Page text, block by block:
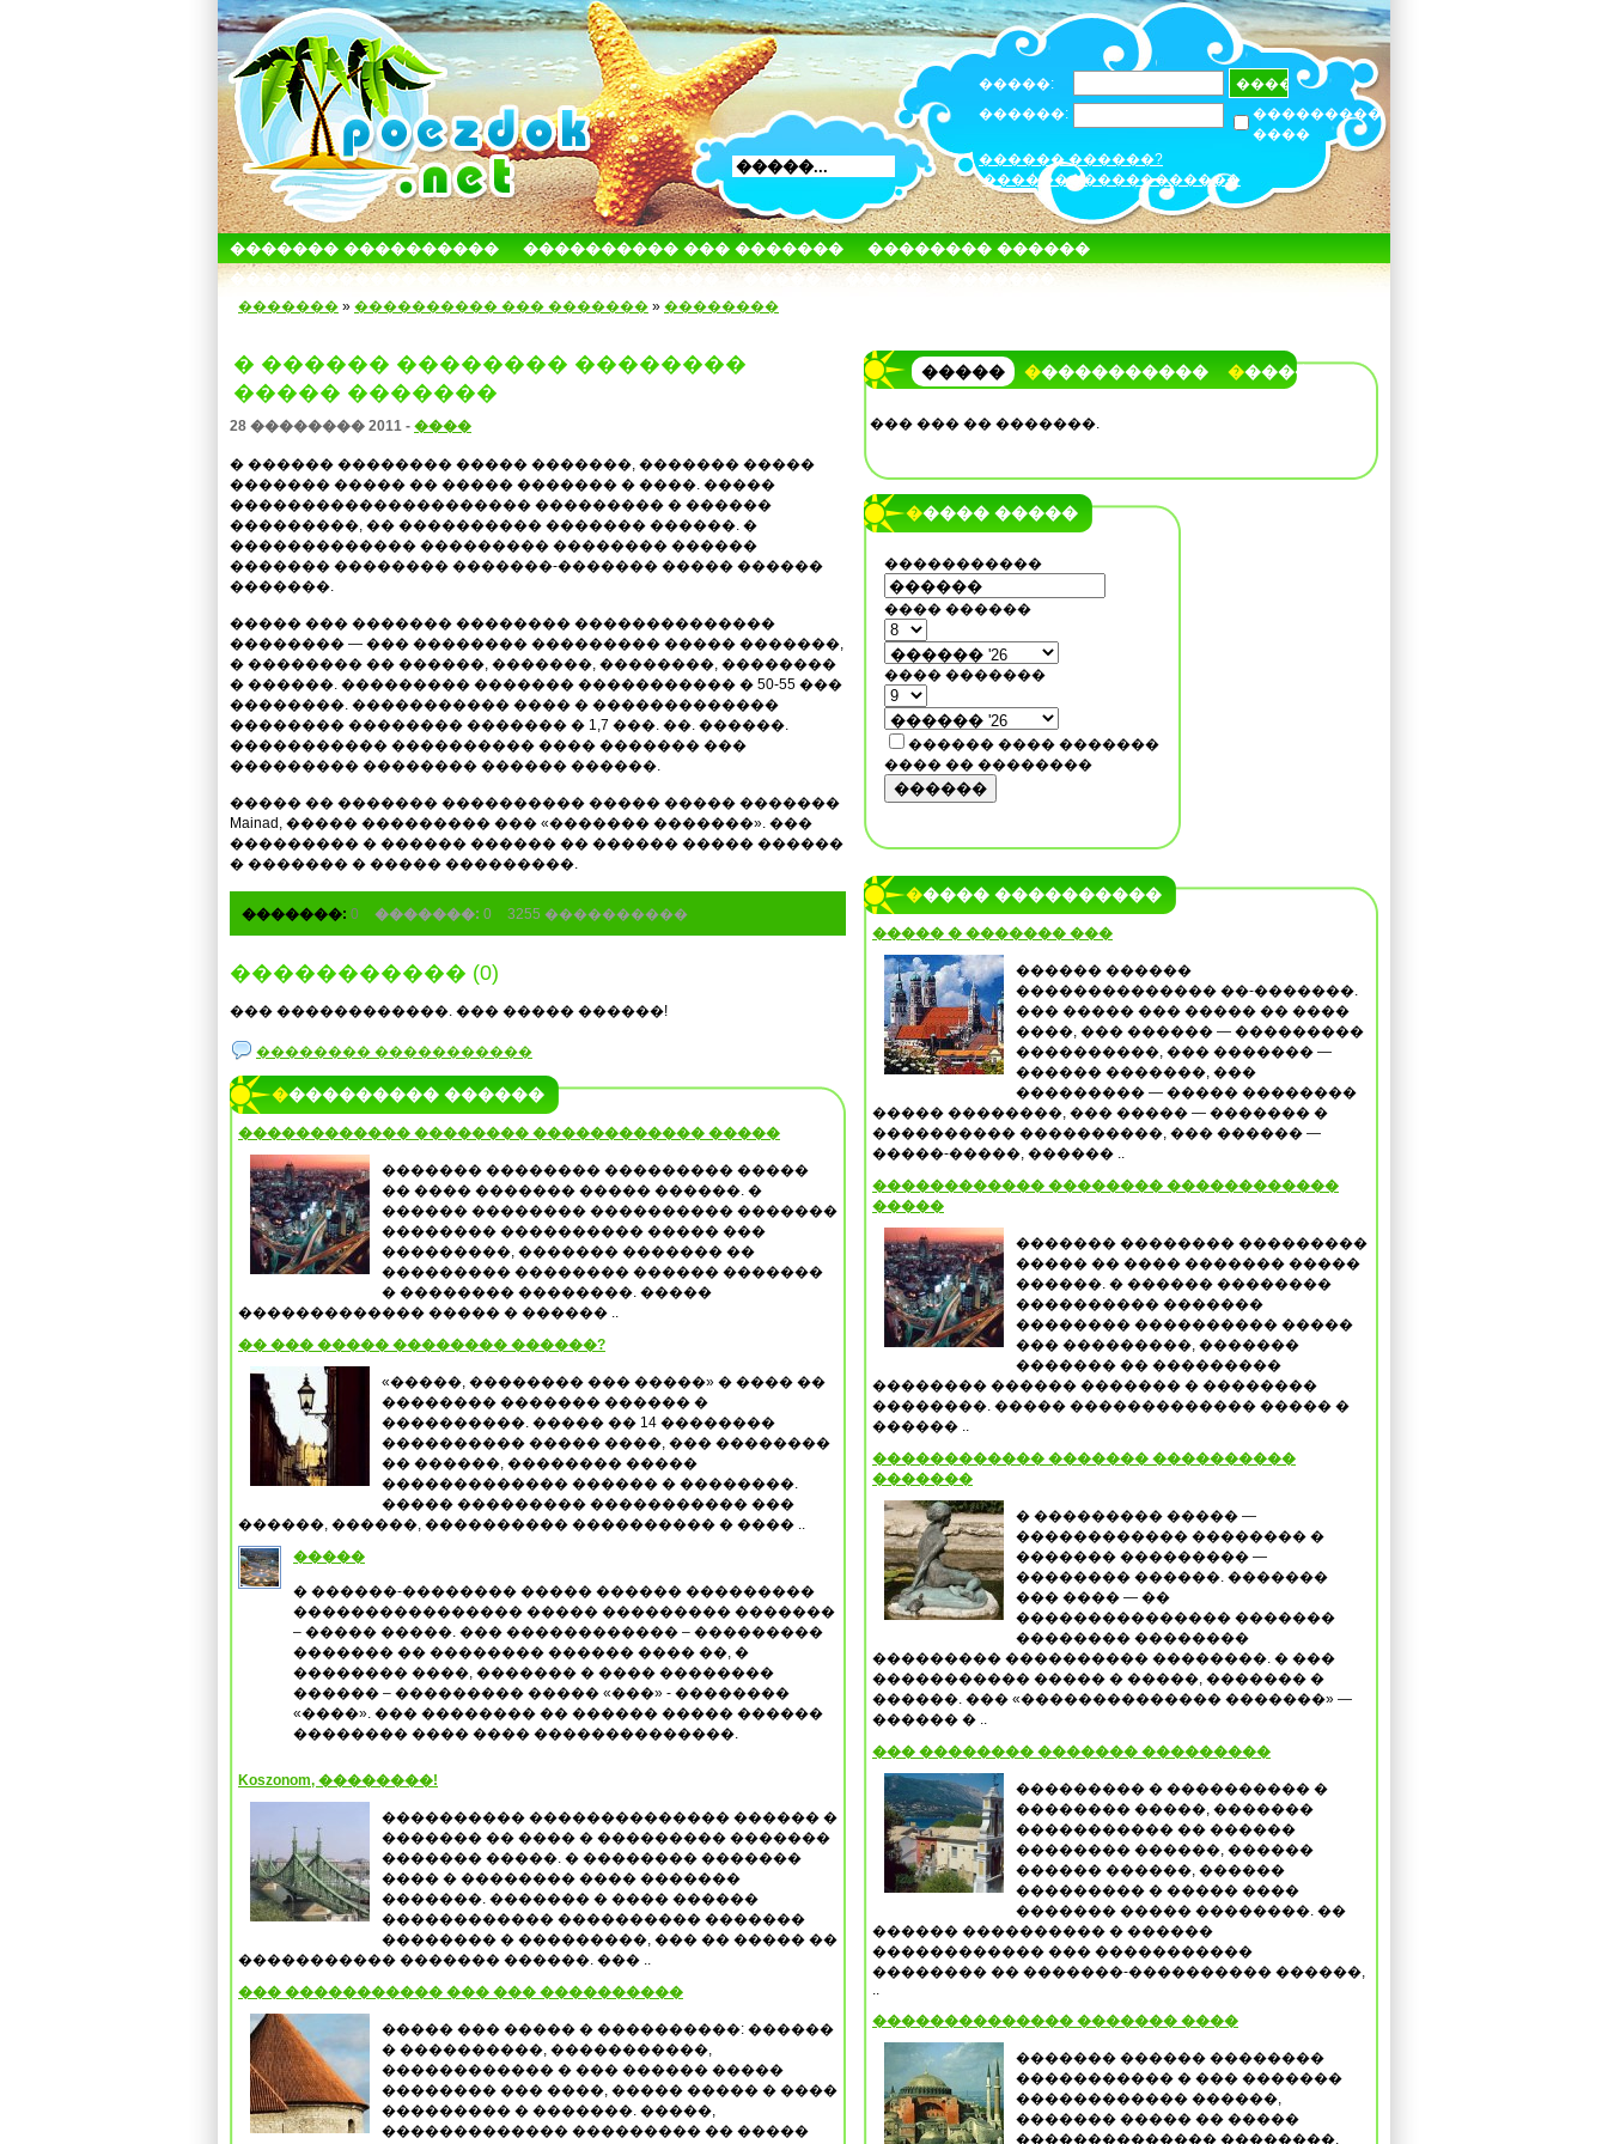
�����:
������:
���������
����
������ ������?
������������������
������� ���������� ���������� ��� �������
�������� ������
������������� ������
����� � ���� ����� ����� �������
������� » ���������� ��� ������� » ��������
� ������ �������� ��������
����� �������
28 �������� 2011 - ����
� ������ �������� ����� �������, ������� �����
������� ����� �� ����� ������� � ����. �����
��������������������� ��������� � ������
���������, �� ���������� ������� ������. �
������������� ��������� �������� ������
������� �������� �������-������� ����� ������
�������.
����� ��� ������� �������� ��������������
�������� — ��� �������� ��������� ����� �������,
� �������� �� ������, �������, ��������, ��������
� ������. ��������� ������� ����������� � 50-55 ���
��������. ����������� ���� � �������������
�������� �������� ������� � 1,7 ���. ��. ������.
����������� ���������� ���� ������� ���
��������� �������� ������ ������.
����� �� ������� ���������� ����� ����� �������
Mainad, ����� ��������� ��� «������� �������». ���
��������� � ������ ������ �� ������ ����� ������
� ������� � ����� ���������.
�������: 0 �������: 0 3255 ����������
����������� (0)
��� ������������. ��� ����� ������!
�������� �����������
���������� ������
������������ �������� ������������ �����
������� �������� ��������� �����
�� ���� ������� ����� ������. �
������ �������� ���������� �������
�������� ���������� ����� ���
���������, ������� ������� ��
��������� �������� ������ �������
� �������� ��������. �����
������������� ����� � ������ ..
�� ��� ����� �������� ������?
«�����, �������� ��� �����» � ���� ��
�������� ������� ������ �
����������. ����� �� 14 ��������
���������� ����� ����, ��� ��������
�� ������, �������� �����
������������� ������ � ��������.
����� ��������� ����������� ���
������, ������, ���������� ���������� � ���� ..
�����
� ������-�������� ����� ������ ���������
���������������� ����� ��������� �������
– ����� �����. ��� ������������ – ���������
������� �� �������� ������ ���� ��, �
�������� ����, ������� � ���� ��������
������ – ��������� ����� «���» - ��������
«����». ��� �������� �� ������ ����� ������
�������� ���� ���� ��������������.
Koszonom, ��������!
���������� �������������� ������ �
������� �� ���� � ��������� �������
������� �����. � �������� �������
���� � �������� ���� �������
�������. ������� � ���� ������
������������ ���������� �������
�������� � ���������, ��� �� ����� ��
����������� ������� ������. ��� ..
��� ����������� ��� ��� ����������
����� ��� ����� � ����������: ������
� ����������, �����������,
������������ � ��� ������ �����
�������� ��� ����, ����� ����� � ����
��������� � �������. �����,
������������� ��������� �� �����
����� ����������� �����
��� ��� �� �������.
����� �����
�����������
���� ������
���� �������
������ ���� �������
���� �� ��������
������
����� ����������
����� � ������� ���
������ ������
�������������� ��-�������.
��� ����� ��� ����� �� ����
����, ��� ������ — ���������
����������, ��� ������� —
������ �������, ���
��������� — ����� ��������
����� ��������, ��� ����� — ������� �
���������� ����������, ��� ������ —
�����-�����, ������ ..
������������ �������� ������������
�����
������� �������� ���������
����� �� ���� ������� �����
������. � ������ ��������
���������� �������
�������� ���������� �����
��� ���������, �������
������� �� ���������
�������� ������ ������� � ��������
��������. ����� ������������� ����� �
������ ..
������������ ������� ����������
�������
� ��������� ����� —
������������ �������� �
������� ��������� —
�������� ������. �������
��� ���� — ��
��������������� �������
�������� ��������
��������� ���������� ��������. � ���
����������� ����� � �����, ������� �
������. ��� «�������������� �������» —
������ � ..
��� �������� ������� ���������
��������� � ���������� �
�������� �����, �������
����������� �� ������
�������� ������, ������
������ ������, ������
��������� � ����� ����
������� ����� ��������. ��
������ ���������� � ������
������������ ��� �����������
�������� �� �������-���������� ������,
..
�������������� ������� ����
������� ������ ��������
����������� � ��� �������
������������ ������,
������� ����� �� �����
�������������� ��������,